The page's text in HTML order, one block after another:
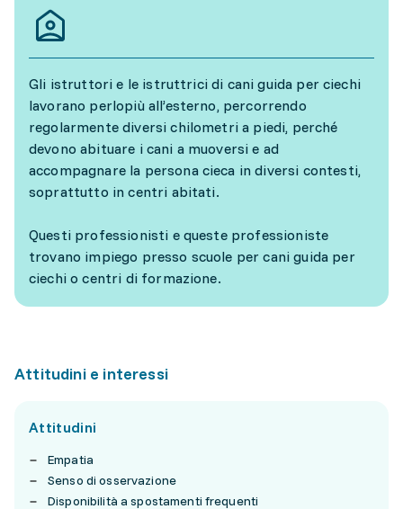
Gli istruttori e le istruttrici di cani guida per ciechi
lavorano perlopiù all’esterno, percorrendo
regolarmente diversi chilometri a piedi, perché
devono abituare i cani a muoversi e ad
accompagnare la persona cieca in diversi contesti,
soprattutto in centri abitati.
Questi professionisti e queste professioniste
trovano impiego presso scuole per cani guida per
ciechi o centri di formazione.
Attitudini e interessi
Attitudini
Empatia
Senso di osservazione
Disponibilità a spostamenti frequenti